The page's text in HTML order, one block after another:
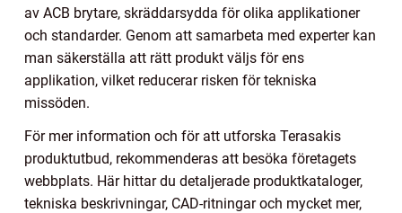
av ACB brytare, skräddarsydda för olika applikationer
och standarder. Genom att samarbeta med experter kan
man säkerställa att rätt produkt väljs för ens
applikation, vilket reducerar risken för tekniska
missöden.
För mer information och för att utforska Terasakis
produktutbud, rekommenderas att besöka företagets
webbplats. Här hittar du detaljerade produktkataloger,
tekniska beskrivningar, CAD-ritningar och mycket mer,